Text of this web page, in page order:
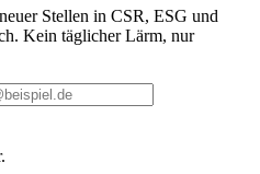
Stellen in CSR, ESG und
Kein täglicher Lärm, nur